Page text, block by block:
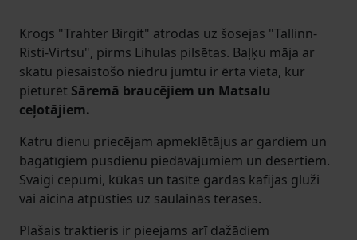
Krogs "Trahter Birgit" atrodas uz šosejas "Tallinn-
Risti-Virtsu", pirms Lihulas pilsētas. Baļķu māja ar
skatu piesaistošo niedru jumtu ir ērta vieta, kur
pieturēt Sāremā braucējiem un Matsalu
ceļotājiem.
Katru dienu priecējam apmeklētājus ar gardiem un
bagātīgiem pusdienu piedāvājumiem un desertiem.
Svaigi cepumi, kūkas un tasīte gardas kafijas gluži
vai aicina atpūsties uz saulainās terases.
Plašais traktieris ir pieejams arī dažādiem